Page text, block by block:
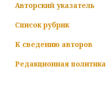
Авторский указатель
Список рубрик
К сведению авторов
Редакционная политика